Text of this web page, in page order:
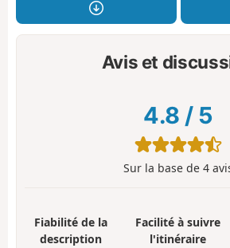
Avis et
4.8 / 5
Sur la base de 4
Fiabilité de la
description
Facilité à suivre
l'itinéraire